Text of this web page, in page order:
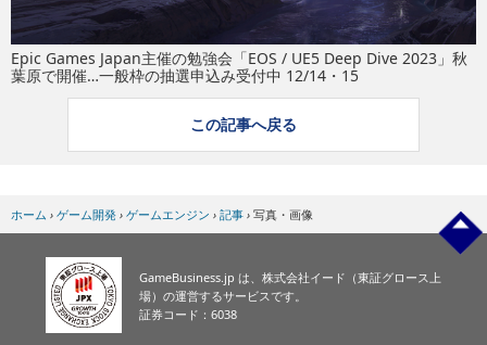
Epic Games Japan主催の勉強会「EOS / UE5 Deep Dive 2023」秋
葉原で開催…一般枠の抽選申込み受付中 12/14・15
この記事へ戻る
ホーム › ゲーム開発 › ゲームエンジン › 記事 › 写真・画像
GameBusiness.jp は、株式会社イード（東証グロース上
場）の運営するサービスです。
証券コード：6038